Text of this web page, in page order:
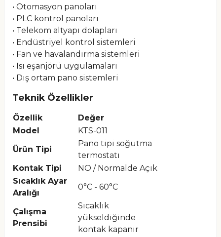
• Otomasyon panoları
• PLC kontrol panoları
• Telekom altyapı dolapları
• Endüstriyel kontrol sistemleri
• Fan ve havalandırma sistemleri
• Isı eşanjörü uygulamaları
• Dış ortam pano sistemleri
Teknik Özellikler
Özellik
Değer
Model
KTS-011
Ürün Tipi
Pano tipi soğutma
termostatı
Kontak Tipi
NO / Normalde Açık
Sıcaklık Ayar
Aralığı
0°C - 60°C
Çalışma
Prensibi
Sıcaklık
yükseldiğinde
kontak kapanır